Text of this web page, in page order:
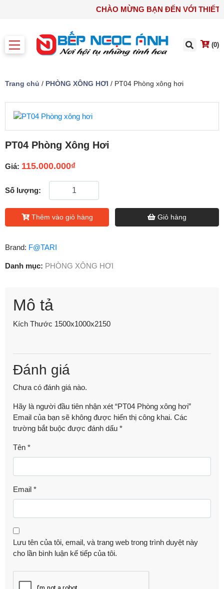
CHÀO MỪNG BẠN ĐẾN VỚI
(0)
Trang chủ / PHÒNG XÔNG HƠI / PT04 Phòng xông hơi
PT04 Phòng Xông Hơi
Giá: 115.000.000₫
Số lượng:
Thêm vào giỏ hàng Giỏ hàng
Brand: F@TARI
Danh mục: PHÒNG XÔNG HƠI
Mô tả
Kích Thước 1500x1000x2150
Đánh giá
Chưa có đánh giá nào.
Hãy là người đầu tiên nhận xét “PT04 Phòng xông hơi”
Email của bạn sẽ không được hiển thị công khai. Các
trường bắt buộc được đánh dấu *
Tên *
Email *
Lưu tên của tôi, email, và trang web trong trình duyệt này
cho lần bình luận kế tiếp của tôi.